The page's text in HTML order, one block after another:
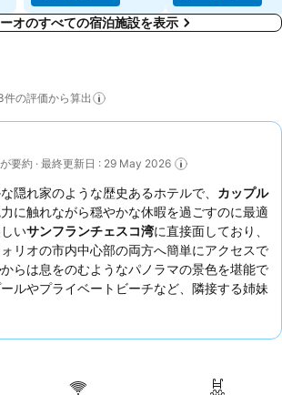
オのすべての宿泊施設を表示
件の評価から算出
要約 · 最終更新日 : 29 May 2026
隠れ家のような歴史あるホテルで、 カップル
に触れながら穏やかな休暇を過ごすのに最適
いサンフランチェスコ湾に直接面しており、
リオの市内中心部の両方へ簡単にアクセスで
からは息をのむようなパノラマの景色を堪能で
ルやプライベートビーチなど、隣接する姉妹
ショナリズムで常に高い評価を得ており、洗
れ、申し分のない清潔さだと評されることが
た客室をご検討ください。